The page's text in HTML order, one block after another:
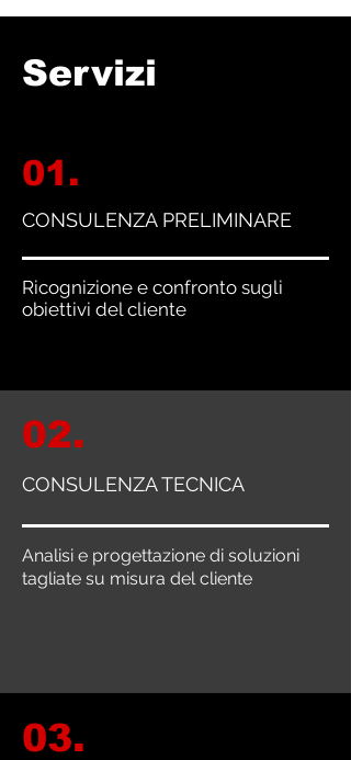
Servizi
01.
CONSULENZA PRELIMINARE
Ricognizione e confronto sugli
obiettivi del cliente
02.
CONSULENZA TECNICA
Analisi e progettazione di soluzioni
tagliate su misura del cliente
03.